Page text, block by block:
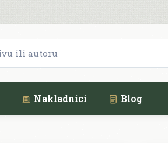
Nakladnici Blog